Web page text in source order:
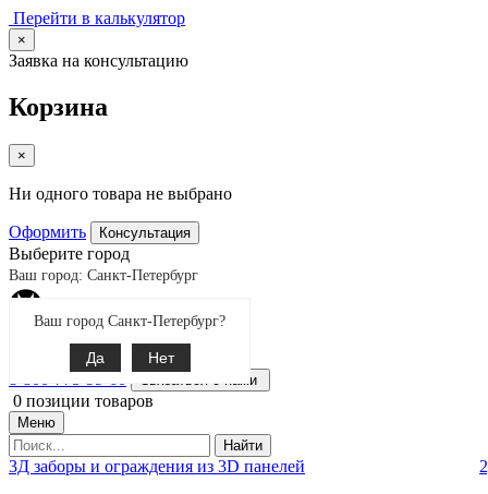
Перейти в калькулятор
×
Заявка на консультацию
Корзина
×
Ни одного товара не выбрано
Оформить Консультация
Выберите город
Ваш город: Санкт-Петербург
Ваш город Санкт-Петербург?
Да Нет
Связаться с нами
0 позиции товаров
Меню
Найти
3Д заборы и ограждения из 3D панелей